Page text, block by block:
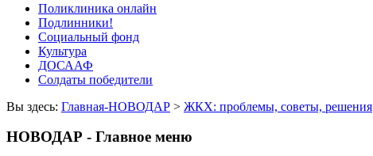
Поликлиника онлайн
Подлинники!
Социальный фонд
Культура
ДОСААФ
Солдаты победители
Вы здесь: Главная-НОВОДАР > ЖКХ: проблемы, советы, решения
НОВОДАР - Главное меню